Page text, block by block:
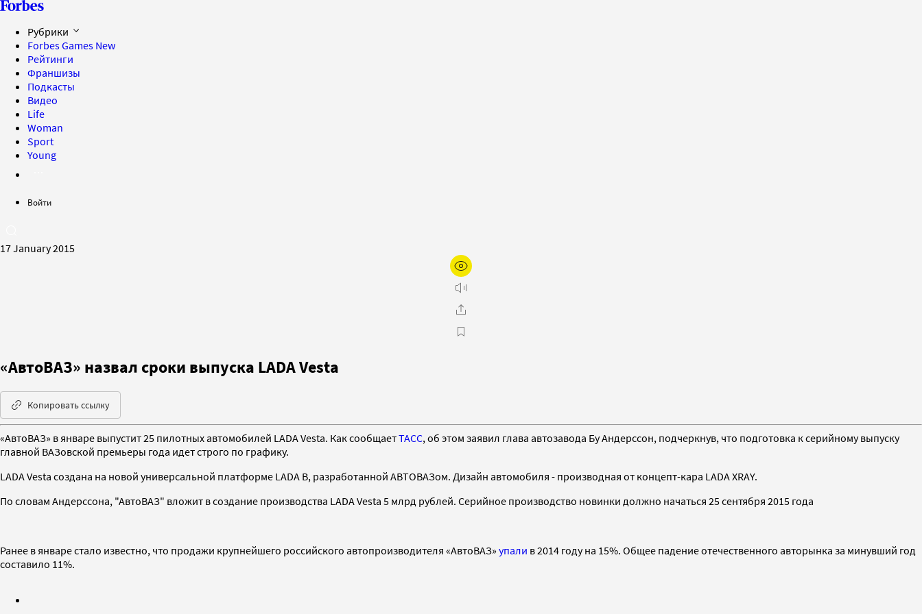
Рубрики
Forbes Games New
Рейтинги
Франшизы
Подкасты
Видео
Life
Woman
Sport
Young
Войти
17 January 2015
«АвтоВАЗ» назвал сроки выпуска LADA Vesta
Копировать ссылку
«АвтоВАЗ» в январе выпустит 25 пилотных автомобилей LADA Vesta. Как сообщаетТАСС, об этом заявил глава автозавода Бу Андерссон, подчеркнув, что подготовка к серийному выпуску
главной ВАЗовской премьеры года идет строго по графику.
LADA Vesta создана на новой универсальной платформе LADA B, разработанной АВТОВАЗом. Дизайн автомобиля - производная от концепт-кара LADA XRAY.
По словам Андерссона, "АвтоВАЗ" вложит в создание производства LADA Vesta 5 млрд рублей. Серийное производство новинки должно начаться 25 сентября 2015 года
Ранее в январе стало известно, что продажи крупнейшего российского автопроизводителя «АвтоВАЗ» упали в 2014 году на 15%. Общее падение отечественного авторынка за минувший год
составило 11%.